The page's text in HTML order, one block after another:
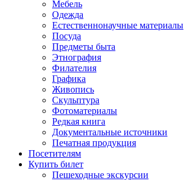
Мебель
Одежда
Естественнонаучные материалы
Посуда
Предметы быта
Этнография
Филателия
Графика
Живопись
Скульптура
Фотоматериалы
Редкая книга
Документальные источники
Печатная продукция
Посетителям
Купить билет
Пешеходные экскурсии